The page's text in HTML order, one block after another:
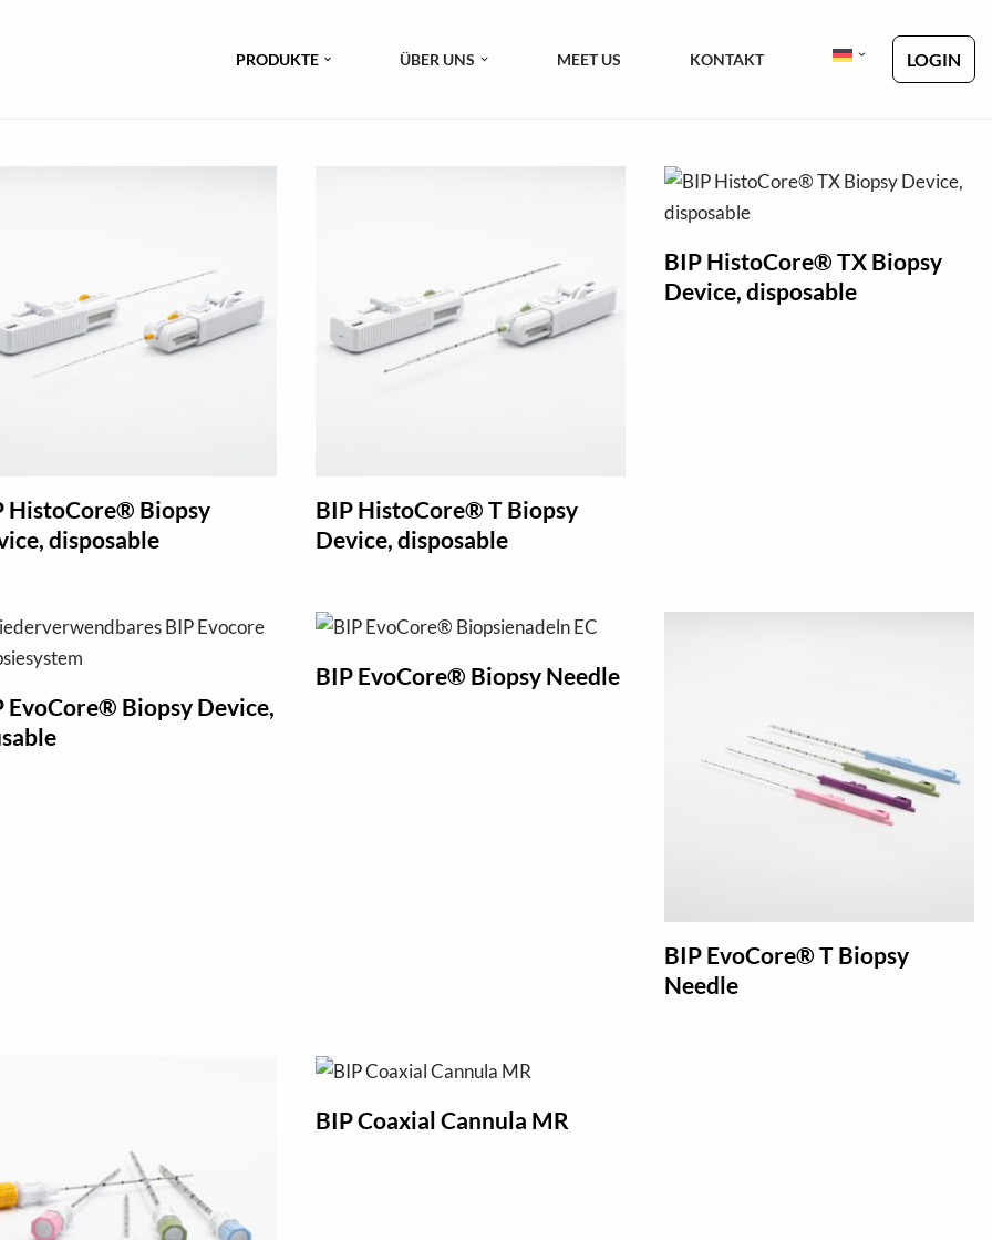
PRODUKTE ÜBER UNS MEET US KONTAKT LOGIN
HistoCore® Biopsy
disposable
BIP HistoCore® T Biopsy
Device, disposable
BIP HistoCore® TX Biopsy
Device, disposable
EvoCore® Biopsy Device,
BIP EvoCore® Biopsy Needle
BIP EvoCore® T Biopsy
Needle
BIP Coaxial Cannula MR